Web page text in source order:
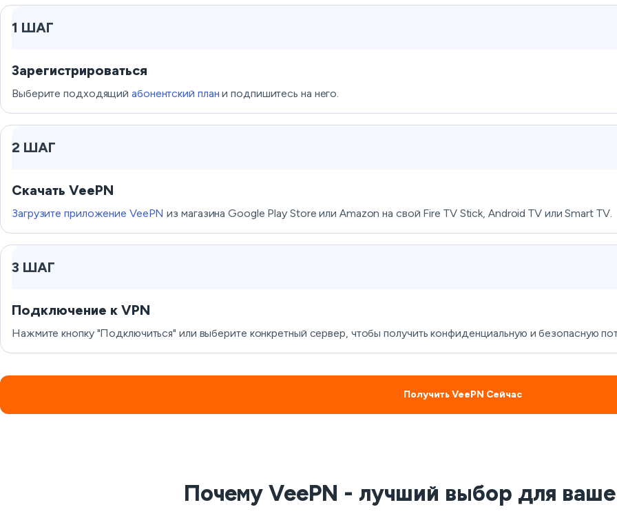
1 ШАГ
Зарегистрироваться
Выберите подходящий абонентский план и подпишитесь на него.
2 ШАГ
Скачать VeePN
Загрузите приложение VeePN из магазина Google Play Store или Amazon на свой Fire TV Stick, Android TV или Smart TV.
3 ШАГ
Подключение к VPN
Нажмите кнопку "Подключиться" или выберите конкретный сервер, чтобы получить конфиденциальную и безопасную
Получить VeePN Сейчас
Почему VeePN - лучший выбор для